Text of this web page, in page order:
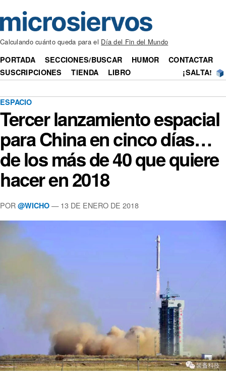
Calculando cuánto queda para el Día del Fin del Mundo
PORTADA SECCIONES/BUSCAR HUMOR
CONTACTAR
SUSCRIPCIONES
TIENDA LIBRO ¡SALTA!
ESPACIO
Tercer lanzamiento espacial
para China en cinco días…
de los más de 40 que quiere
hacer en 2018
POR @WICHO — 13 DE ENERO DE 2018